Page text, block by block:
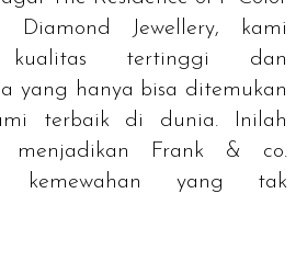
Jewellery, kami
kualitas tertinggi dan
yang hanya bisa ditemukan
terbaik di dunia. Inilah
menjadikan Frank & co.
kemewahan yang tak